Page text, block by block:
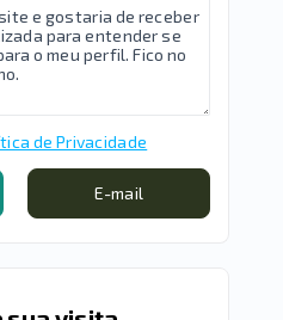
de Privacidade
E-mail